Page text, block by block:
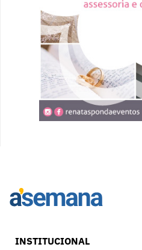
INSTITUCIONAL